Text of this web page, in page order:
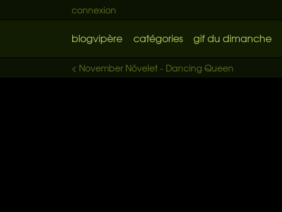
connexion
blogvipère catégories gif du dimanche
< November Növelet - Dancing Queen